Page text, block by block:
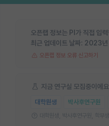
오픈랩 정보는 PI가 직접 입
최근 업데이트 날짜: 2023년
오픈랩 정보 오류 신고하기
지금 연구실 모집중이에
대학원생 박사후연구원
대학원생, 박사후연구원, 학부